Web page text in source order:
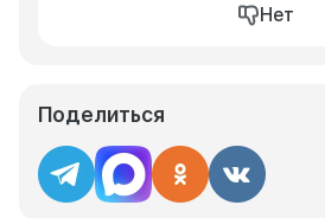
Нет
Поделиться